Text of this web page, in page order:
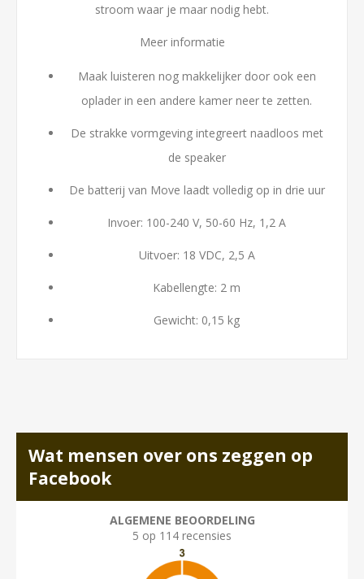
stroom waar je maar nodig hebt.
Meer informatie
Maak luisteren nog makkelijker door ook een
oplader in een andere kamer neer te zetten.
De strakke vormgeving integreert naadloos met
de speaker
De batterij van Move laadt volledig op in drie uur
Invoer: 100-240 V, 50-60 Hz, 1,2 A
Uitvoer: 18 VDC, 2,5 A
Kabellengte: 2 m
Gewicht: 0,15 kg
Wat mensen over ons zeggen op
Facebook
ALGEMENE BEOORDELING
5 op 114 recensies